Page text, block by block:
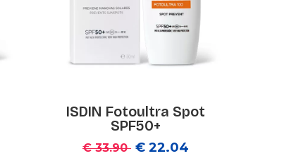
ISDIN Fotoultra Spot
SPF50+
€ 33.90 € 22.04